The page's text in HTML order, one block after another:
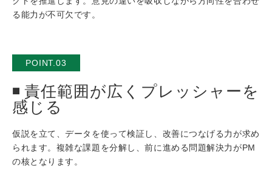
る能力が不可欠です。
POINT.03
責任範囲が広くプレッシャーを
感じる
仮説を立て、データを使って検証し、改善につなげる力が求め
られます。複雑な課題を分解し、前に進める問題解決力がPM
の核となります。